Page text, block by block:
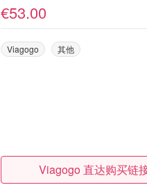
€53.00
Viagogo 其他
Viagogo 直达购买链